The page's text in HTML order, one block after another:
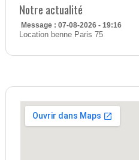
Notre actualité
Message : 07-08-2026 - 19:16
Location benne Paris 75